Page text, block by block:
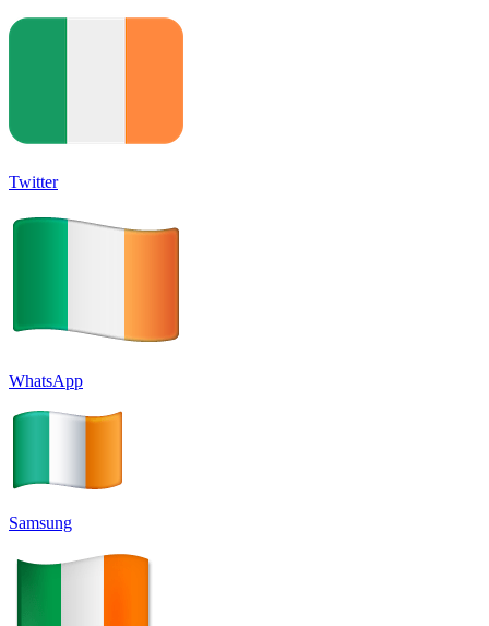
Twitter
WhatsApp
Samsung